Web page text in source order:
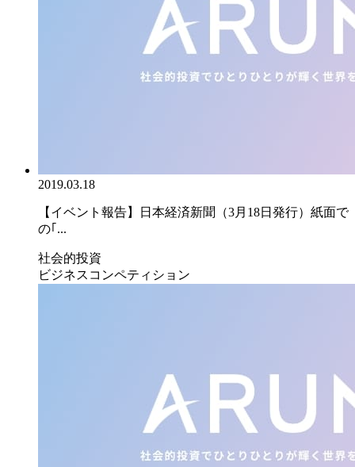
2019.03.18
【イベント報告】日本経済新聞（3月18日発行）紙面で
の｢...
社会的投資
ビジネスコンペティション